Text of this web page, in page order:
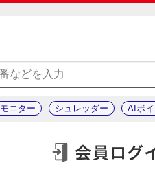
モニター シュレッダー AIボ
会員ログ